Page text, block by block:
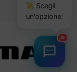
Scegli
un'opzione:
AI